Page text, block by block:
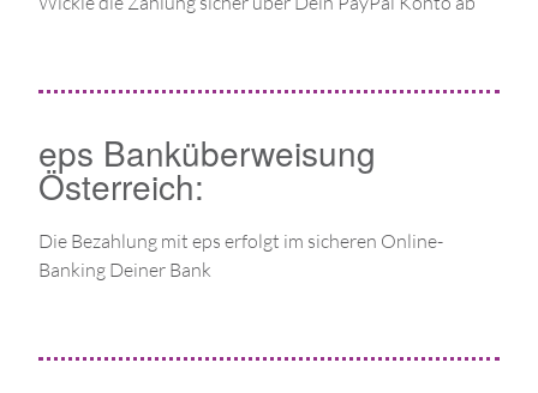
eps Banküberweisung
Österreich:
Die Bezahlung mit eps erfolgt im sicheren Online-
Banking Deiner Bank